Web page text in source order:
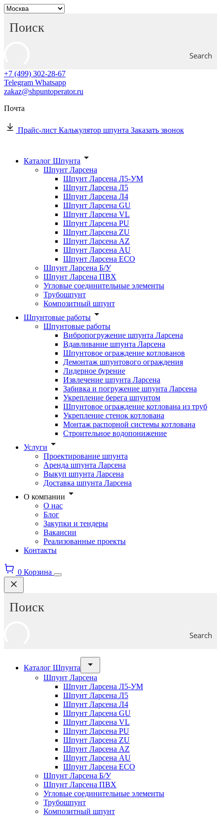
Search
+7 (499) 302-28-67
Telegram Whatsapp
zakaz@shpuntoperator.ru
Почта
Прайс-лист Калькулятор шпунта Заказать звонок
Каталог Шпунта
Шпунт Ларсена
Шпунт Ларсена Л5-УМ
Шпунт Ларсена Л5
Шпунт Ларсена Л4
Шпунт Ларсена GU
Шпунт Ларсена VL
Шпунт Ларсена PU
Шпунт Ларсена ZU
Шпунт Ларсена AZ
Шпунт Ларсена AU
Шпунт Ларсена ECO
Шпунт Ларсена Б/У
Шпунт Ларсена ПВХ
Угловые соединительные элементы
Трубошпунт
Композитный шпунт
Шпунтовые работы
Шпунтовые работы
Вибропогружение шпунта Ларсена
Вдавливание шпунта Ларсена
Шпунтовое ограждение котлованов
Демонтаж шпунтового ограждения
Лидерное бурение
Извлечение шпунта Ларсена
Забивка и погружение шпунта Ларсена
Укрепление берега шпунтом
Шпунтовое ограждение котлована из труб
Укрепление стенок котлована
Монтаж распорной системы котлована
Строительное водопонижение
Услуги
Проектирование шпунта
Аренда шпунта Ларсена
Выкуп шпунта Ларсена
Доставка шпунта Ларсена
О компании
О нас
Блог
Закупки и тендеры
Вакансии
Реализованные проекты
Контакты
0 Корзина
Search
Каталог Шпунта
Шпунт Ларсена
Шпунт Ларсена Л5-УМ
Шпунт Ларсена Л5
Шпунт Ларсена Л4
Шпунт Ларсена GU
Шпунт Ларсена VL
Шпунт Ларсена PU
Шпунт Ларсена ZU
Шпунт Ларсена AZ
Шпунт Ларсена AU
Шпунт Ларсена ECO
Шпунт Ларсена Б/У
Шпунт Ларсена ПВХ
Угловые соединительные элементы
Трубошпунт
Композитный шпунт